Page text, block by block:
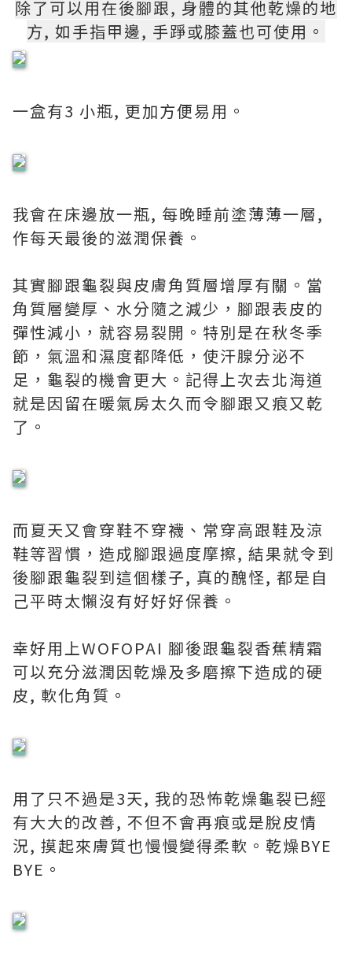
除了可以用在後腳跟, 身體的其他乾燥的地
方, 如手指甲邊, 手踭或膝蓋也可使用。
一盒有3 小瓶, 更加方便易用。
我會在床邊放一瓶, 每晚睡前塗薄薄一層,
作每天最後的滋潤保養。
其實腳跟龜裂與皮膚角質層增厚有關。當
角質層變厚、水分隨之減少，腳跟表皮的
彈性減小，就容易裂開。特別是在秋冬季
節，氣溫和濕度都降低，使汗腺分泌不
足，龜裂的機會更大。記得上次去北海道
就是因留在暖氣房太久而令腳跟又痕又乾
了。
而夏天又會穿鞋不穿襪、常穿高跟鞋及涼
鞋等習慣，造成腳跟過度摩擦, 結果就令到
後腳跟龜裂到這個樣子, 真的醜怪, 都是自
己平時太懶沒有好好好保養。
幸好用上WOFOPAI 腳後跟龜裂香蕉精霜
可以充分滋潤因乾燥及多磨擦下造成的硬
皮, 軟化角質。
用了只不過是3天, 我的恐怖乾燥龜裂已經
有大大的改善, 不但不會再痕或是脫皮情
況, 摸起來膚質也慢慢變得柔軟。乾燥BYE
BYE。